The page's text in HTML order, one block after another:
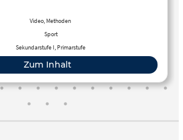
Video, Methoden
Sport
Sekundarstufe I, Primarstufe
Zum Inhalt